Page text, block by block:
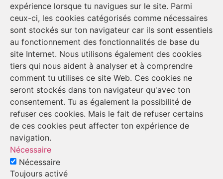
expérience lorsque tu navigues sur le site. Parmi
ceux-ci, les cookies catégorisés comme nécessaires
sont stockés sur ton navigateur car ils sont essentiels
au fonctionnement des fonctionnalités de base du
site Internet. Nous utilisons également des cookies
tiers qui nous aident à analyser et à comprendre
comment tu utilises ce site Web. Ces cookies ne
seront stockés dans ton navigateur qu'avec ton
consentement. Tu as également la possibilité de
refuser ces cookies. Mais le fait de refuser certains
de ces cookies peut affecter ton expérience de
navigation.
Nécessaire
Nécessaire
Toujours activé